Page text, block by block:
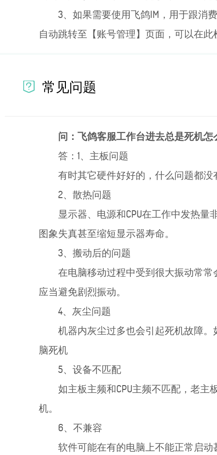
3、如果需要使用飞鸽IM，用于跟消
自动跳转至【账号管理】页面，可以在
常见问题
问：飞鸽客服工作台进去总是死机怎
答：1、主板问题
有时其它硬件好好的，什么问题都
2、散热问题
显示器、电源和CPU在工作中发热
图象失真甚至缩短显示器寿命。
3、搬动后的问题
在电脑移动过程中受到很大振动常
应当避免剧烈振动。
4、灰尘问题
机器内灰尘过多也会引起死机故障
脑死机
5、设备不匹配
如主板主频和CPU主频不匹配，老
机。
6、不兼容
软件可能在有的电脑上不能正常启